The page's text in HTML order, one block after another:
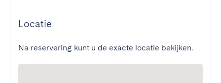
Locatie
Na reservering kunt u de exacte locatie bekijken.